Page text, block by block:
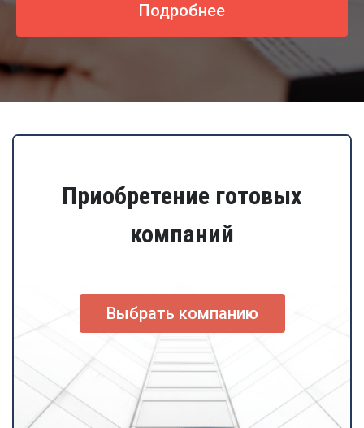
Подробнее
Приобретение готовых
компаний
Выбрать компанию